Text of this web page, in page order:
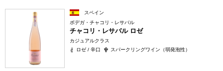
スペイン
ボデガ・チャコリ・レサバル
チャコリ・レサバル ロゼ
カジュアルクラス
ロゼ / 辛口
スパークリングワイン（弱発泡性）